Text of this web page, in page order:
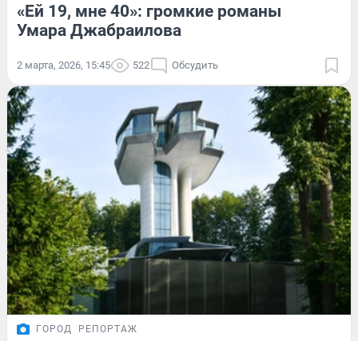
«Ей 19, мне 40»: громкие романы
Умара Джабраилова
2 марта, 2026, 15:45 522 Обсудить
ГОРОД РЕПОРТАЖ